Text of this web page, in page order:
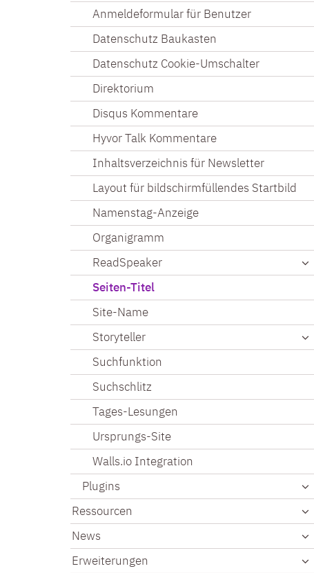
Anmeldeformular für Benutzer
Datenschutz Baukasten
Datenschutz Cookie-Umschalter
Direktorium
Disqus Kommentare
Hyvor Talk Kommentare
Inhaltsverzeichnis für Newsletter
Layout für bildschirmfüllendes Startbild
Namenstag-Anzeige
Organigramm
ReadSpeaker
Seiten-Titel
Site-Name
Storyteller
Suchfunktion
Suchschlitz
Tages-Lesungen
Ursprungs-Site
Walls.io Integration
Plugins
Ressourcen
News
Erweiterungen